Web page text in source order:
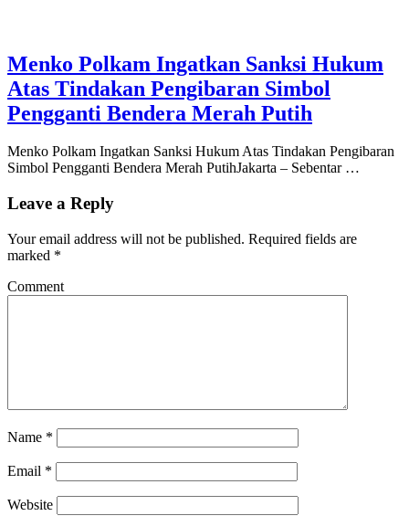
Menko Polkam Ingatkan Sanksi Hukum
Atas Tindakan Pengibaran Simbol
Pengganti Bendera Merah Putih
Menko Polkam Ingatkan Sanksi Hukum Atas Tindakan Pengibaran
Simbol Pengganti Bendera Merah PutihJakarta – Sebentar …
Leave a Reply
Your email address will not be published. Required fields are
marked *
Comment
Name *
Email *
Website